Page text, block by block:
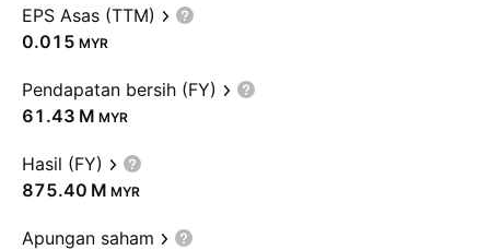
EPS Asas (TTM)
0.015 MYR
Pendapatan bersih (FY)
‪61.43 M‬ MYR
Hasil (FY)
‪875.40 M‬ MYR
Apungan saham